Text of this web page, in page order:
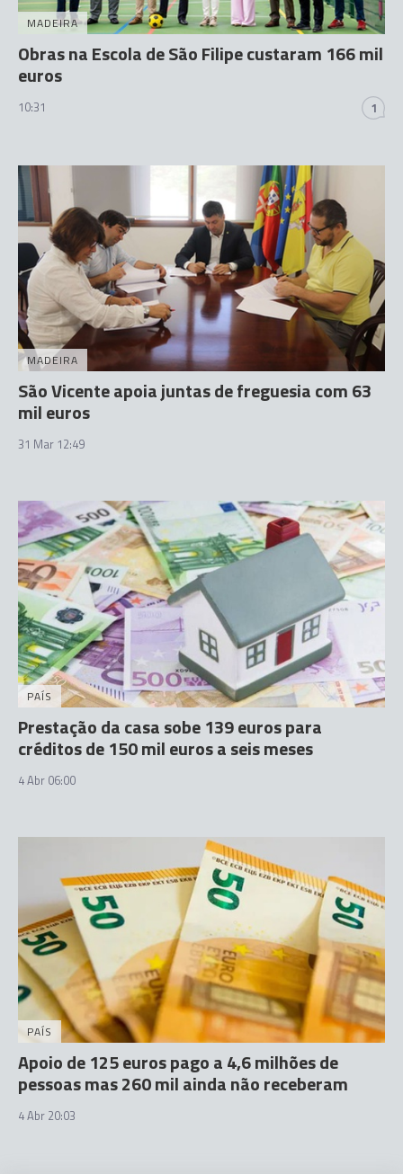
MADEIRA
Obras na Escola de São Filipe custaram 166 mil
euros
10:31 1
MADEIRA
São Vicente apoia juntas de freguesia com 63
mil euros
31 Mar 12:49
PAÍS
Prestação da casa sobe 139 euros para
créditos de 150 mil euros a seis meses
4 Abr 06:00
PAÍS
Apoio de 125 euros pago a 4,6 milhões de
pessoas mas 260 mil ainda não receberam
4 Abr 20:03